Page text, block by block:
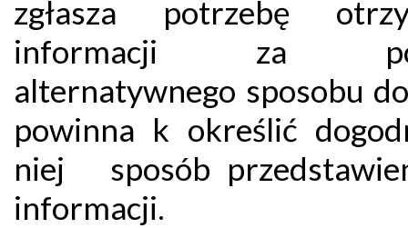
zgłasza potrzebę
informacji za
alternatywnego sposobu
powinna k określić
niej sposób
informacji.